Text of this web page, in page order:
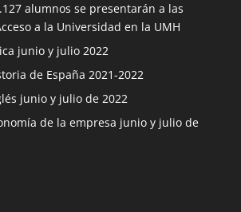
alumnos se presentarán a las
a la Universidad en la UMH
junio y julio 2022
de España 2021-2022
junio y julio de 2022
de la empresa junio y julio de